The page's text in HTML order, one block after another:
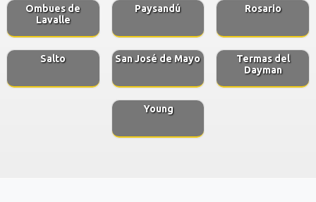
Ombues de
Lavalle
Paysandú Rosario
Salto San José de Mayo
Termas del
Dayman
Young